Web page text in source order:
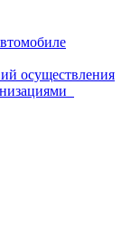
осуществления